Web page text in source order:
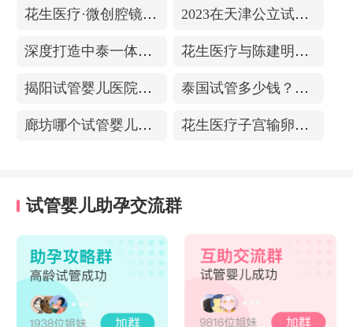
花生医疗·微创腔镜中心 2023在天津公立试管医院排名，附带费用明细
深度打造中泰一体化医疗体系！花生医疗中国专家团赴泰考察交流 花生医疗与陈建明教授达成战略合作，共促精准保胎事业发展
揭阳试管婴儿医院排名，附带试管成功率 泰国试管多少钱？收费包含什么项目？不成功能退款？
廊坊哪个试管婴儿医院可以包成功？内附试管费用! 花生医疗子宫输卵管造影中心
试管婴儿助孕交流群